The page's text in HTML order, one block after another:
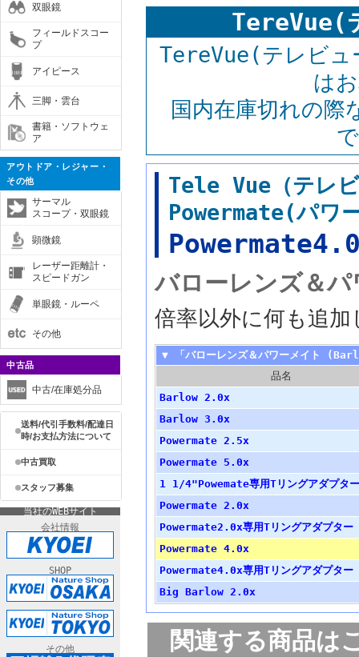
双眼鏡
フィールドスコー
プ
アイピース
三脚・雲台
書籍・ソフトウェ
ア
アウトドア・レジャー・
その他
サーマル
スコープ・双眼鏡
顕微鏡
レーザー距離計・
スピードガン
単眼鏡・ルーペ
その他
中古品
中古/在庫処分品
送料/代引手数料/配達日
時/お支払方法について
中古買取
スタッフ募集
当社のWEBサイト
会社情報
SHOP
その他
TereVue(
TereVue(テレビュ
は
国内在庫切れの際
Tele Vue（テレ
Powermate(パワ
バローレンズ＆
倍率以外に何も追
▼ 「バローレンズ＆パワーメイト
品名
Barlow 2.0x
Barlow 3.0x
Powermate 2.5x
Powermate 5.0x
1 1/4"Powemate専用Tリングアダプター
Powermate 2.0x
Powermate2.0x専用Tリングアダプター
Powermate 4.0x
Powermate4.0x専用Tリングアダプター
Big Barlow 2.0x
関連する商品は